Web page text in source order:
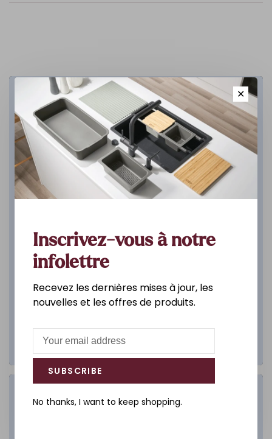
Cuisine
DÉCOUVREZ
Salle de bain
✕
Inscrivez-vous à notre
infolettre
Recevez les dernières mises à jour, les
nouvelles et les offres de produits.
SUBSCRIBE
No thanks, I want to keep shopping.